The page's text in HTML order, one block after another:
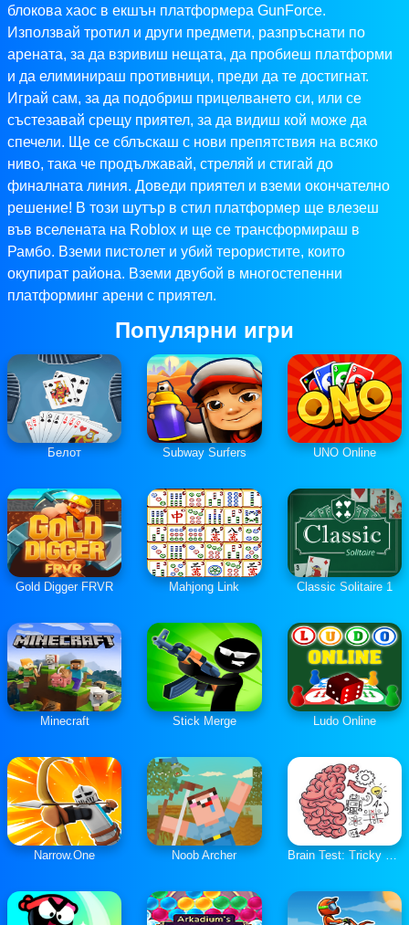
блокова хаос в екшън платформера GunForce.
Използвай тротил и други предмети, разпръснати по
арената, за да взривиш нещата, да пробиеш платформи
и да елиминираш противници, преди да те достигнат.
Играй сам, за да подобриш прицелването си, или се
състезавай срещу приятел, за да видиш кой може да
спечели. Ще се сблъскаш с нови препятствия на всяко
ниво, така че продължавай, стреляй и стигай до
финалната линия. Доведи приятел и вземи окончателно
решение! В този шутър в стил платформер ще влезеш
във вселената на Roblox и ще се трансформираш в
Рамбо. Вземи пистолет и убий терористите, които
окупират района. Вземи двубой в многостепенни
платформинг арени с приятел.
Популярни игри
Белот Subway Surfers UNO Online
Gold Digger FRVR Mahjong Link Classic Solitaire 1
Minecraft Stick Merge Ludo Online
Narrow.One Noob Archer Brain Test: Tricky Puzzles